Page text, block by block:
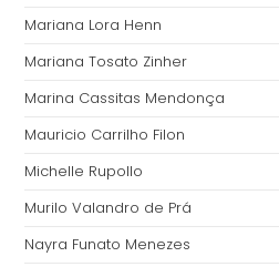
Mariana Lora Henn
Mariana Tosato Zinher
Marina Cassitas Mendonça
Mauricio Carrilho Filon
Michelle Rupollo
Murilo Valandro de Prá
Nayra Funato Menezes